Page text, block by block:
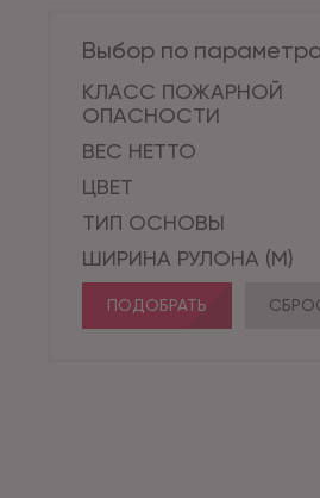
Выбор по
КЛАСС ПОЖАРНОЙ
ОПАСНОСТИ
ВЕС НЕТТО
ЦВЕТ
ТИП ОСНОВЫ
ШИРИНА РУЛОНА (М)
ПОДОБРАТЬ